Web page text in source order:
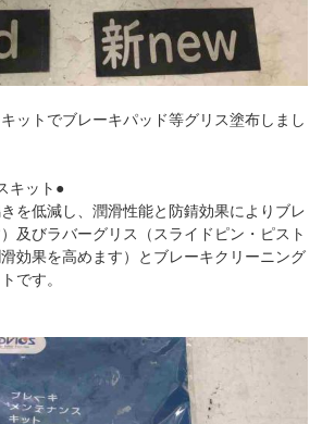
ットでブレーキパッド等グリス塗布しまし
キット●
を低減し、潤滑性能と防錆効果によりブレ
及びラバーグリス（スライドピン・ピスト
効果を高めます）とブレーキクリーニング
です。